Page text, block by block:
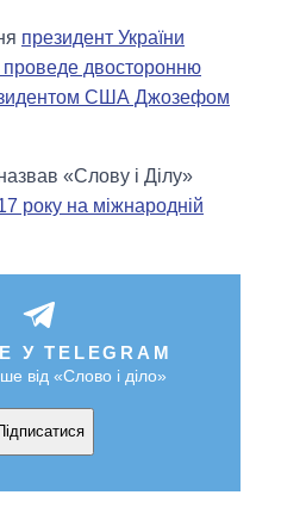
президент України
двосторонню
США Джозефом
«Слову і Ділу»
року на міжнародній
У TELEGRAM
від «Слово і діло»